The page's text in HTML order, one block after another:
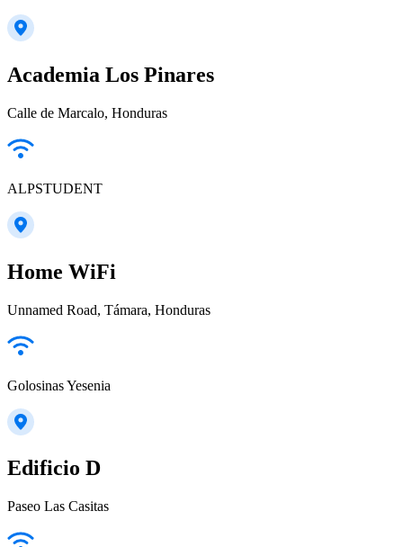
Academia Los Pinares
Calle de Marcalo, Honduras
ALPSTUDENT
Home WiFi
Unnamed Road, Támara, Honduras
Golosinas Yesenia
Edificio D
Paseo Las Casitas